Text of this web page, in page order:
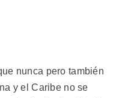
nunca pero también
y el Caribe no se